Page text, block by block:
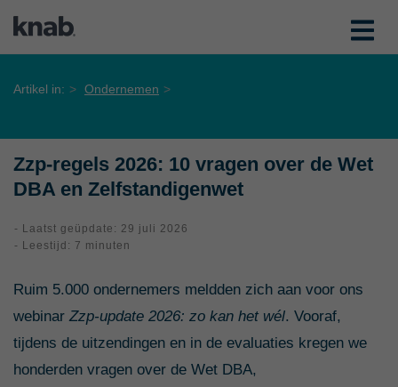
Artikel in: Ondernemen
Zzp-regels 2026: 10 vragen over de Wet
DBA en Zelfstandigenwet
- Laatst geüpdate: 29 juli 2026
- Leestijd: 7 minuten
Ruim 5.000 ondernemers meldden zich aan voor ons
webinarZzp-update 2026: zo kan het wél. Vooraf,
tijdens de uitzendingen en in de evaluaties kregen we
honderden vragen over de Wet DBA,